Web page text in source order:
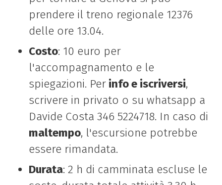
prendere il treno regionale 12376
delle ore 13.04.
Costo: 10 euro per
l'accompagnamento e le
spiegazioni. Perinfo e iscriversi,
scrivere in privato o su whatsapp a
Davide Costa 346 5224718. In caso di
maltempo, l'escursione potrebbe
essere rimandata.
Durata: 2 h di camminata escluse le